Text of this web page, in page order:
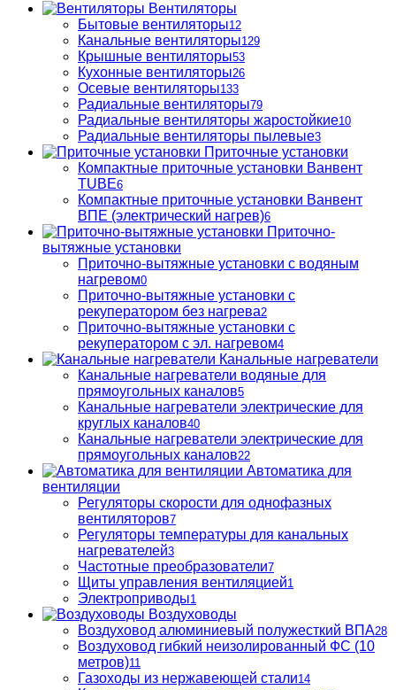
Вентиляторы
Бытовые вентиляторы12
Канальные вентиляторы129
Крышные вентиляторы53
Кухонные вентиляторы26
Осевые вентиляторы133
Радиальные вентиляторы79
Радиальные вентиляторы жаростойкие10
Радиальные вентиляторы пылевые3
Приточные установки
Компактные приточные установки Ванвент
TUBE6
Компактные приточные установки Ванвент
ВПЕ (электрический нагрев)6
Приточно-
вытяжные установки
Приточно-вытяжные установки с водяным
нагревом0
Приточно-вытяжные установки с
рекуператором без нагрева2
Приточно-вытяжные установки с
рекуператором с эл. нагревом4
Канальные нагреватели
Канальные нагреватели водяные для
прямоугольных каналов5
Канальные нагреватели электрические для
круглых каналов40
Канальные нагреватели электрические для
прямоугольных каналов22
Автоматика для
вентиляции
Регуляторы скорости для однофазных
вентиляторов7
Регуляторы температуры для канальных
нагревателей3
Частотные преобразователи7
Щиты управления вентиляцией1
Электроприводы1
Воздуховоды
Воздуховод алюминиевый полужесткий ВПА28
Воздуховод гибкий неизолированный ФС (10
метров)11
Газоходы из нержавеющей стали14